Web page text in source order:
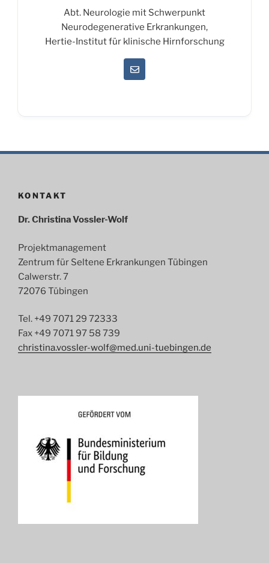
Abt. Neurologie mit Schwerpunkt
Neurodegenerative Erkrankungen,
Hertie-Institut für klinische Hirnforschung
KONTAKT
Dr. Christina Vossler-Wolf
Projektmanagement
Zentrum für Seltene Erkrankungen Tübingen
Calwerstr. 7
72076 Tübingen
Tel. +49 7071 29 72333
Fax +49 7071 97 58 739
christina.vossler-wolf@med.uni-tuebingen.de